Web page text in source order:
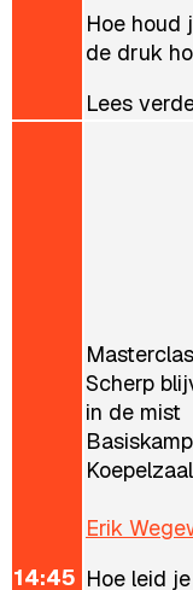
Hoe houd
de druk
Lees
14:45
Scherp
in de mist
Koepelzaal
Erik
Hoe leid